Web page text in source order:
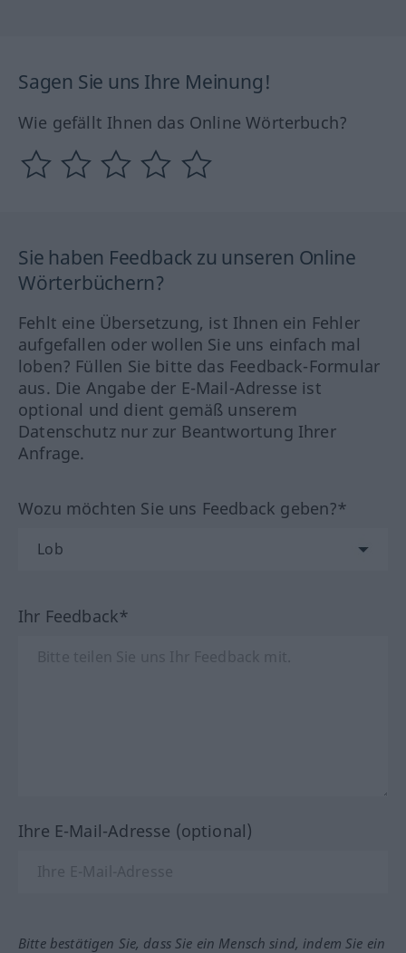
Sagen Sie uns Ihre Meinung!
Wie gefällt Ihnen das Online Wörterbuch?
Sie haben Feedback zu unseren Online
Wörterbüchern?
Fehlt eine Übersetzung, ist Ihnen ein Fehler
aufgefallen oder wollen Sie uns einfach mal
loben? Füllen Sie bitte das Feedback-Formular
aus. Die Angabe der E-Mail-Adresse ist
optional und dient gemäß unserem
Datenschutz nur zur Beantwortung Ihrer
Anfrage.
Wozu möchten Sie uns Feedback geben?*
Ihr Feedback*
Ihre E-Mail-Adresse (optional)
Bitte bestätigen Sie, dass Sie ein Mensch sind, indem Sie ein